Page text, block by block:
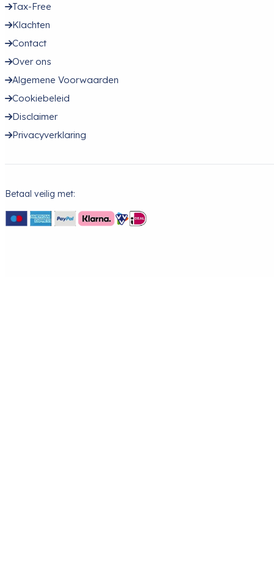
Tax-Free
Klachten
Contact
Over ons
Algemene Voorwaarden
Cookiebeleid
Disclaimer
Privacyverklaring
Betaal veilig met: